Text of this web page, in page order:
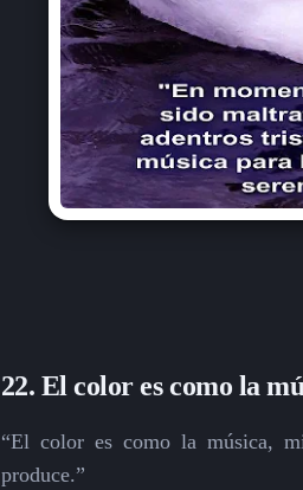
22. El color es como la
“El color es como la música,
produce.”